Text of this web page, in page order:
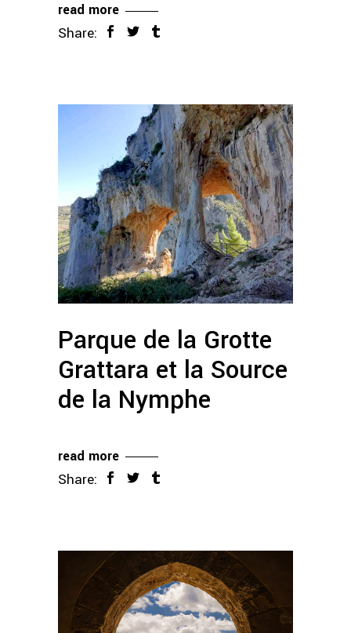
read more
Share:
Parque de la Grotte
Grattara et la Source
de la Nymphe
read more
Share: